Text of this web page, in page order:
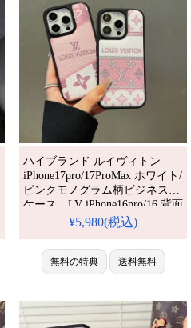
ハイブランド ルイヴィトン
iPhone17pro/17ProMax ホワイト/
ピンクモノグラム柄ビジネス風
ケース。LV iPhone16pro/16 背面
カード収納。iPhone15pro/14 女
気。耐衝撃・防水・多機能
iPhoneケース。おしゃれ。
iPhone16pro/15promaxケース対
¥5,980(税込)
無料の特典 送料無料